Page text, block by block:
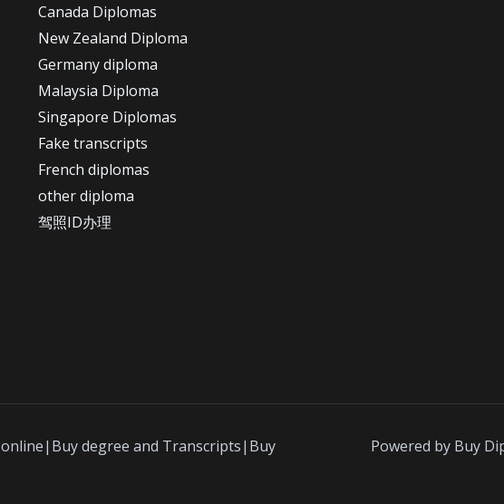
Canada Diplomas
New Zealand Diploma
Germany diploma
Malaysia Diploma
Singapore Diplomas
Fake transcripts
French diplomas
other diploma
驾照ID办理
degree and Transcripts|Buy
Powered by Buy